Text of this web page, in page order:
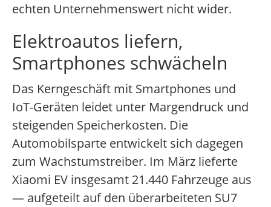
echten Unternehmenswert nicht wider.
Elektroautos liefern,
Smartphones schwächeln
Das Kerngeschäft mit Smartphones und
IoT-Geräten leidet unter Margendruck und
steigenden Speicherkosten. Die
Automobilsparte entwickelt sich dagegen
zum Wachstumstreiber. Im März lieferte
Xiaomi EV insgesamt 21.440 Fahrzeuge aus
— aufgeteilt auf den überarbeiteten SU7